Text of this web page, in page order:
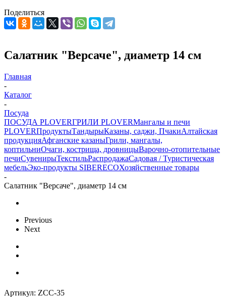
Поделиться
Салатник "Версаче", диаметр 14 см
Главная
-
Каталог
-
Посуда
ПОСУДА PLOVERГРИЛИ PLOVERМангалы и печи
PLOVERПродуктыТандырыКазаны, саджи, ПчакиАлтайская
продукцияАфганские казаныГрили, мангалы,
коптильниОчаги, кострища, дровницыВарочно-отопительные
печиСувенирыТекстильРаспродажаСадовая / Туристическая
мебельЭко-продукты SIBERECOХозяйственные товары
-
Салатник "Версаче", диаметр 14 см
Previous
Next
Артикул: ZCC-35